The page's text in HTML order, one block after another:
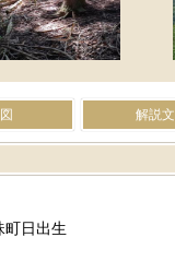
解説文
町日出生